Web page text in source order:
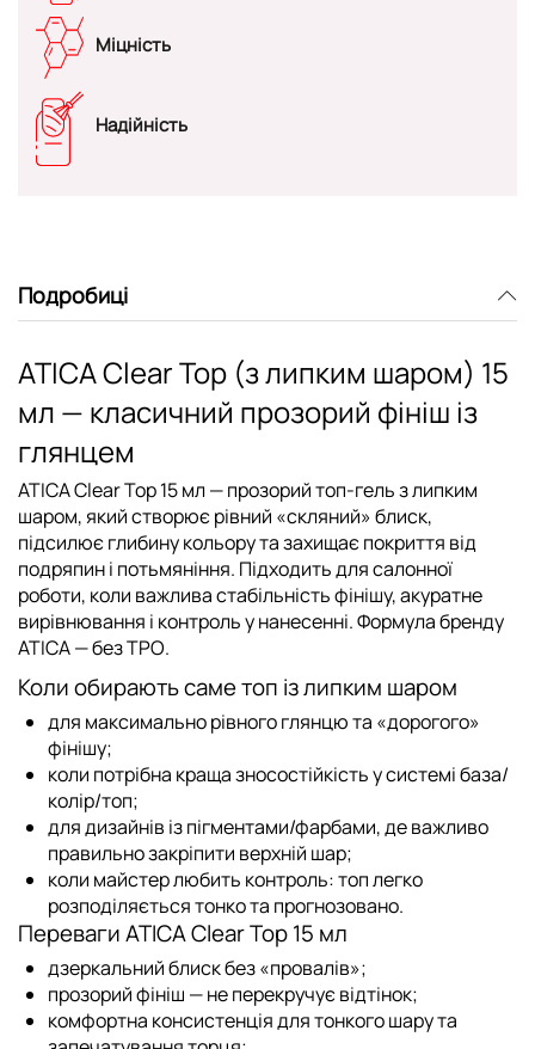
Міцність
Надійність
Подробиці
ATICA Clear Top (з липким шаром) 15
мл — класичний прозорий фініш із
глянцем
ATICA Clear Top 15 мл— прозорий топ-гельз липким
шаром, який створює рівний «скляний» блиск,
підсилює глибину кольору та захищає покриття від
подряпин і потьмяніння. Підходить для салонної
роботи, коли важлива стабільність фінішу, акуратне
вирівнювання і контроль у нанесенні. Формула бренду
ATICA — без TPO.
Коли обирають саме топ із липким шаром
для максимально рівного глянцю та «дорогого»
фінішу;
коли потрібна краща зносостійкість у системі база/
колір/топ;
для дизайнів із пігментами/фарбами, де важливо
правильно закріпити верхній шар;
коли майстер любить контроль: топ легко
розподіляється тонко та прогнозовано.
Переваги ATICA Clear Top 15 мл
дзеркальний блискбез «провалів»;
прозорий фініш — не перекручує відтінок;
комфортна консистенціядля тонкого шару та